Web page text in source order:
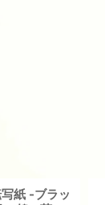
紙 -ブラッ